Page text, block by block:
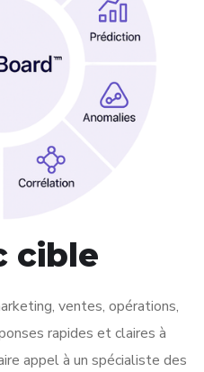
cible
ventes, opérations,
rapides et claires à
appel à un spécialiste des